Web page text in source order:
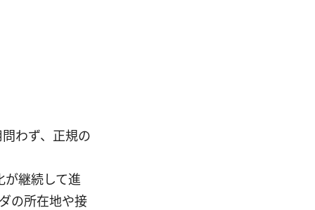
わず、正規の
継続して進
の所在地や接